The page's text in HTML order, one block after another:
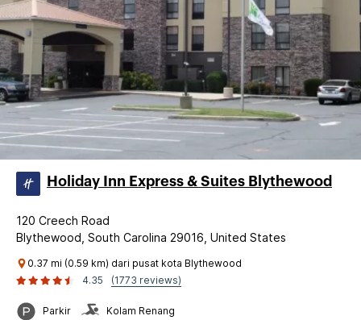
Holiday Inn Express & Suites Blythewood
120 Creech Road
Blythewood, South Carolina 29016, United States
0.37 mi (0.59 km) dari pusat kota Blythewood
4.35
(1773 reviews)
Parkir Kolam Renang